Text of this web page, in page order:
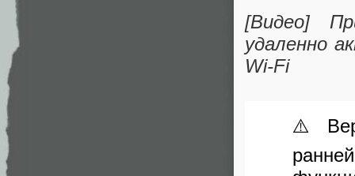
[Видео]
удаленно
Wi‑Fi
⚠️